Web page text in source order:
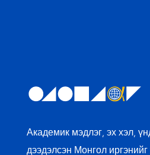
Академик мэдлэг, эх хэл,
дээдэлсэн Монгол